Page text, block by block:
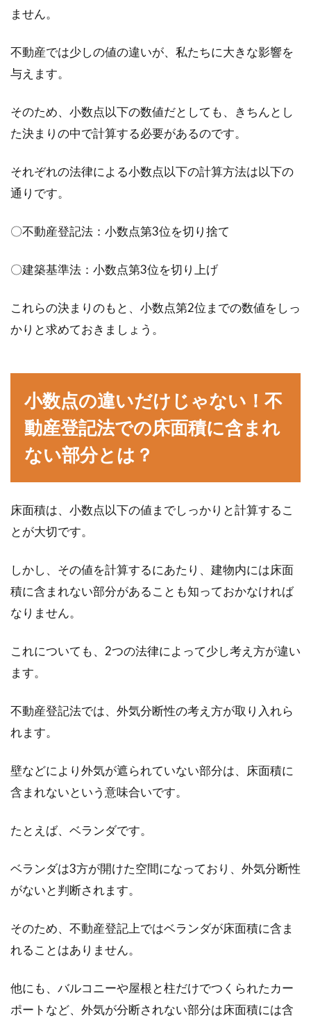
ません。
不動産では少しの値の違いが、私たちに大きな影響を
与えます。
そのため、小数点以下の数値だとしても、きちんとし
た決まりの中で計算する必要があるのです。
それぞれの法律による小数点以下の計算方法は以下の
通りです。
〇不動産登記法：小数点第3位を切り捨て
〇建築基準法：小数点第3位を切り上げ
これらの決まりのもと、小数点第2位までの数値をしっ
かりと求めておきましょう。
小数点の違いだけじゃない！不
動産登記法での床面積に含まれ
ない部分とは？
床面積は、小数点以下の値までしっかりと計算するこ
とが大切です。
しかし、その値を計算するにあたり、建物内には床面
積に含まれない部分があることも知っておかなければ
なりません。
これについても、2つの法律によって少し考え方が違い
ます。
不動産登記法では、外気分断性の考え方が取り入れら
れます。
壁などにより外気が遮られていない部分は、床面積に
含まれないという意味合いです。
たとえば、ベランダです。
ベランダは3方が開けた空間になっており、外気分断性
がないと判断されます。
そのため、不動産登記上ではベランダが床面積に含ま
れることはありません。
他にも、バルコニーや屋根と柱だけでつくられたカー
ポートなど、外気が分断されない部分は床面積には含